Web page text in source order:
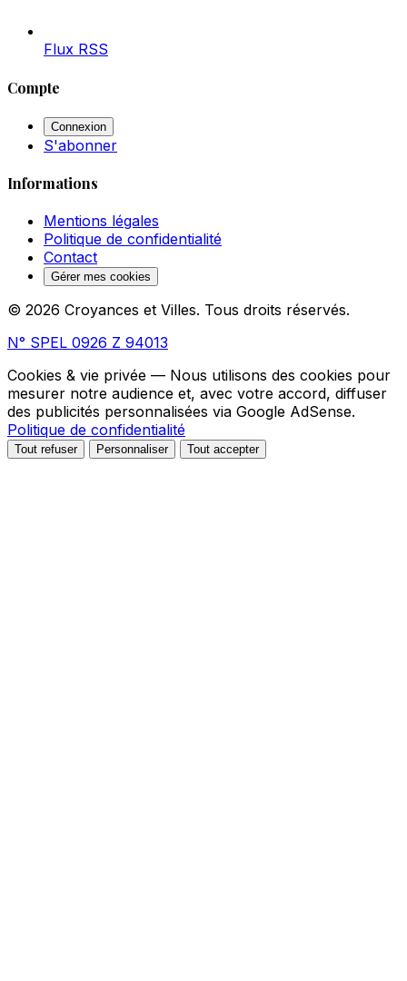
Flux RSS
Compte
Connexion
S'abonner
Informations
Mentions légales
Politique de confidentialité
Contact
Gérer mes cookies
© 2026 Croyances et Villes. Tous droits réservés.
N° SPEL 0926 Z 94013
Cookies & vie privée — Nous utilisons des cookies pour
mesurer notre audience et, avec votre accord, diffuser
des publicités personnalisées via Google AdSense.
Politique de confidentialité
Tout refuser Personnaliser Tout accepter